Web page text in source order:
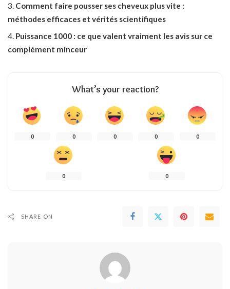
Comment faire pousser ses cheveux plus vite :
méthodes efficaces et vérités scientifiques
Puissance 1000 : ce que valent vraiment les avis sur ce
complément minceur
What’s your reaction?
0 0 0 0 0
0 0
SHARE ON